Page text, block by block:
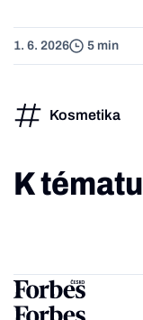
1. 6. 2026 5 min
Kosmetika
K tématu